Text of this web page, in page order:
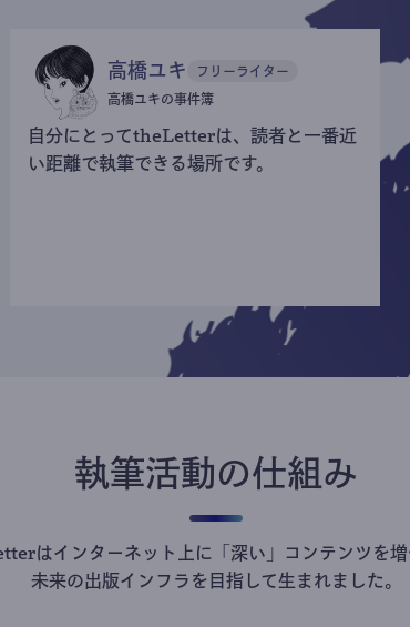
高橋ユキ フリーライター
高橋ユキの事件簿
自分にとってtheLetterは、読者と一番近
い距離で執筆できる場所です。
執筆活動の仕組み
はインターネット上に「深い」コンテンツを増
未来の出版インフラを目指して生まれました。